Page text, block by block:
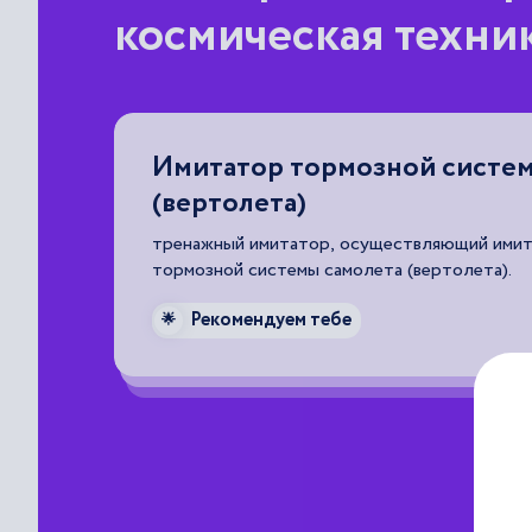
космическая
Имитатор тормозной
(вертолета)
тренажный имитатор, осуществляющий
тормозной системы самолета (вертолета).
🌟 Рекомендуем тебе